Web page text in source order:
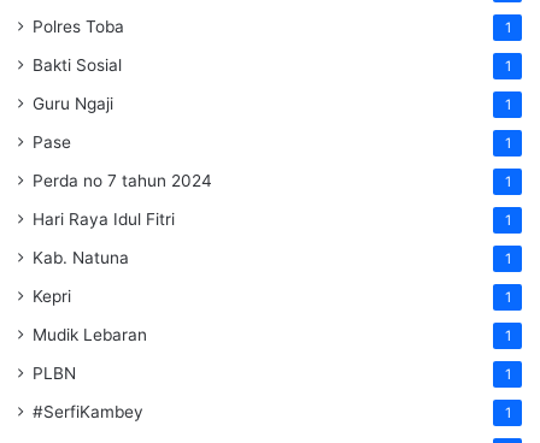
Polres Toba 1
Bakti Sosial 1
Guru Ngaji 1
Pase 1
Perda no 7 tahun 2024 1
Hari Raya Idul Fitri 1
Kab. Natuna 1
Kepri 1
Mudik Lebaran 1
PLBN 1
#SerfiKambey 1